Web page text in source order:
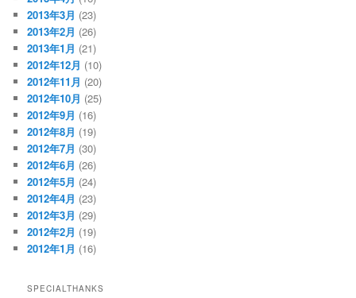
2013年3月 (23)
2013年2月 (26)
2013年1月 (21)
2012年12月 (10)
2012年11月 (20)
2012年10月 (25)
2012年9月 (16)
2012年8月 (19)
2012年7月 (30)
2012年6月 (26)
2012年5月 (24)
2012年4月 (23)
2012年3月 (29)
2012年2月 (19)
2012年1月 (16)
SPECIALTHANKS